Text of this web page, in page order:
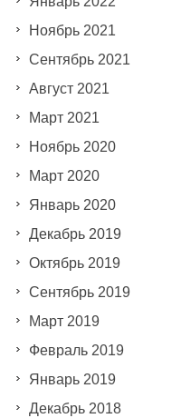
Ноябрь 2021
Сентябрь 2021
Август 2021
Март 2021
Ноябрь 2020
Март 2020
Январь 2020
Декабрь 2019
Октябрь 2019
Сентябрь 2019
Март 2019
Февраль 2019
Январь 2019
Декабрь 2018